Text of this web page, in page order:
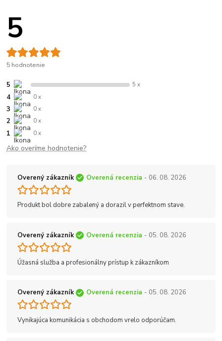
5
5 hodnotenie
5 5 x
4 0 x
3 0 x
2 0 x
1 0 x
Ako overíme hodnotenie?
Overený zákazník Overená recenzia - 06. 08. 2026
Produkt bol dobre zabalený a dorazil v perfektnom stave.
Overený zákazník Overená recenzia - 05. 08. 2026
Úžasná služba a profesionálny prístup k zákazníkom
Overený zákazník Overená recenzia - 05. 08. 2026
Vynikajúca komunikácia s obchodom vrelo odporúčam.